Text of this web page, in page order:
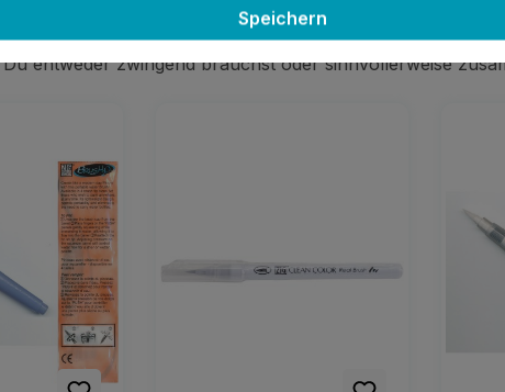
entweder zwingend brauchst oder sinnvollerweise
Speichern